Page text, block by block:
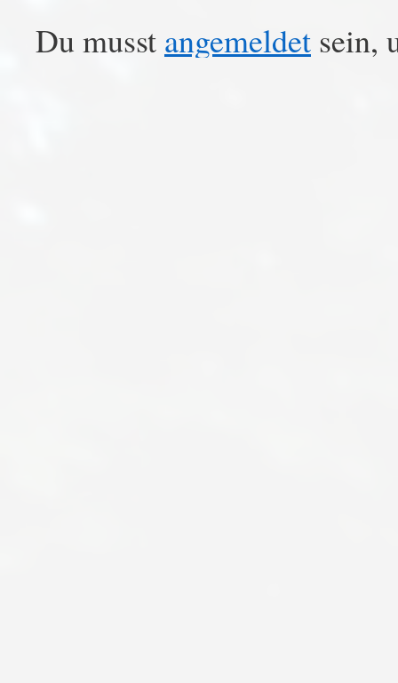
Du musst angemeldet sein,